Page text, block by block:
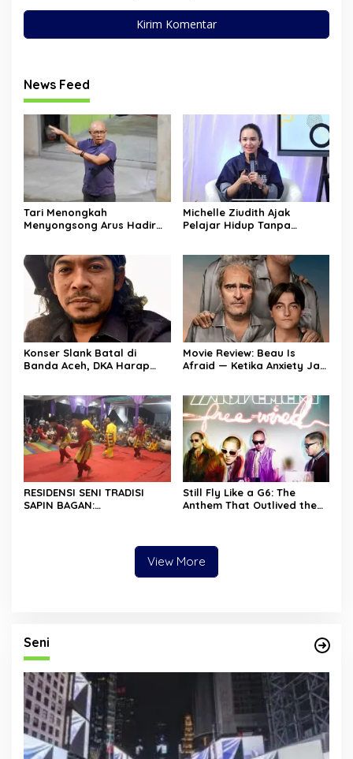
News Feed
Tari Menongkah
Menyongsong Arus Hadir
Michelle Ziudith Ajak
Pelajar Hidup Tanpa
Konser Slank Batal di
Banda Aceh, DKA Harap
Movie Review: Beau Is
Afraid — Ketika Anxiety Jadi
Akal
RESIDENSI SENI TRADISI
SAPIN BAGAN:
Still Fly Like a G6: The
Anthem That Outlived the
View More
Seni